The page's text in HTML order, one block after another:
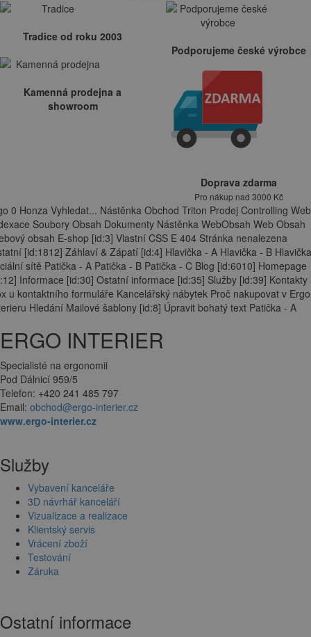
Tradice od roku 2003
Podporujeme české výrobce
Kamenná prodejna a
showroom
Doprava zdarma
Pro nákup nad 3000 Kč
0 Honza Vyhledat... Nástěnka Obchod Triton Prodej Controlling Web
Soubory Obsah Dokumenty Nástěnka WebObsah Web Obsah
obsah E-shop [id:3] Vlastní CSS E 404 Stránka nenalezena
[id:1812] Záhlaví & Zápatí [id:4] Hlavička - A Hlavička - B
sítě Patička - A Patička - B Patička - C Blog [id:6010] Homepage
Informace [id:30] Ostatní informace [id:35] Služby [id:39] Kontakty
u kontaktního formuláře Kancelářský nábytek Proč nakupovat v Ergo
Hledání Mailové šablony [id:8] Úpravit bohatý text Patička - A
ERGO INTERIER
Specialisté na ergonomii
Pod Dálnicí 959/5
Telefon: +420 241 485 797
Email: obchod@ergo-interier.cz
www.ergo-interier.cz
Služby
Vybavení kanceláře
3D návrhář kanceláří
Vizualizace a realizace
Klientský servis
Vrácení zboží
Testování
Záruka
Ostatní informace